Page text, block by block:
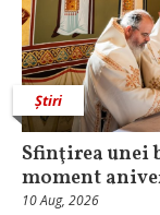
Știri
Sfinţirea unei
moment
10 Aug, 2026